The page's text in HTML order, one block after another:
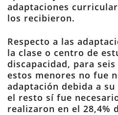
adaptaciones
los recibieron.
Respecto a las
la clase o centro de
discapacidad, para
estos menores no fue
adaptación debida a
el resto sí fue
realizaron en el 28,4%